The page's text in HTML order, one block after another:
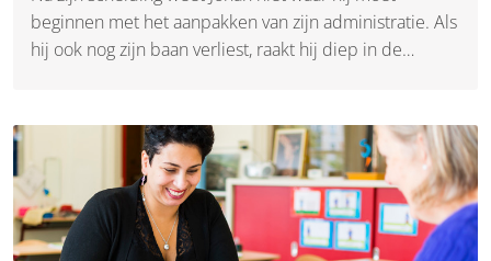
beginnen met het aanpakken van zijn administratie. Als
hij ook nog zijn baan verliest, raakt hij diep in de